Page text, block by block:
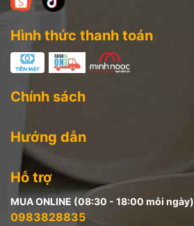
Hình thức thanh toán
Chính sách
Hướng dẫn
Hỗ trợ
MUA ONLINE (08:30 - 18:00 mỗi ngày)
0983828835